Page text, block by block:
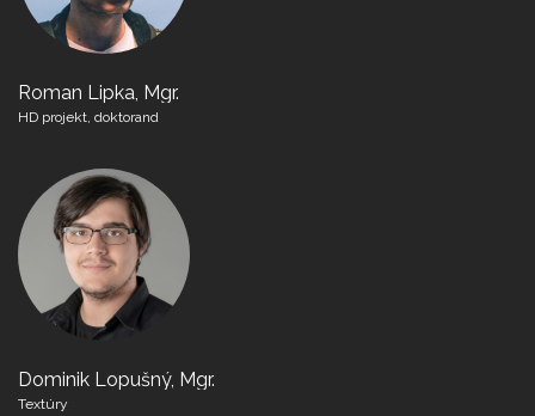
Roman Lipka, Mgr.
HD projekt, doktorand
Dominik Lopušný, Mgr.
Textúry